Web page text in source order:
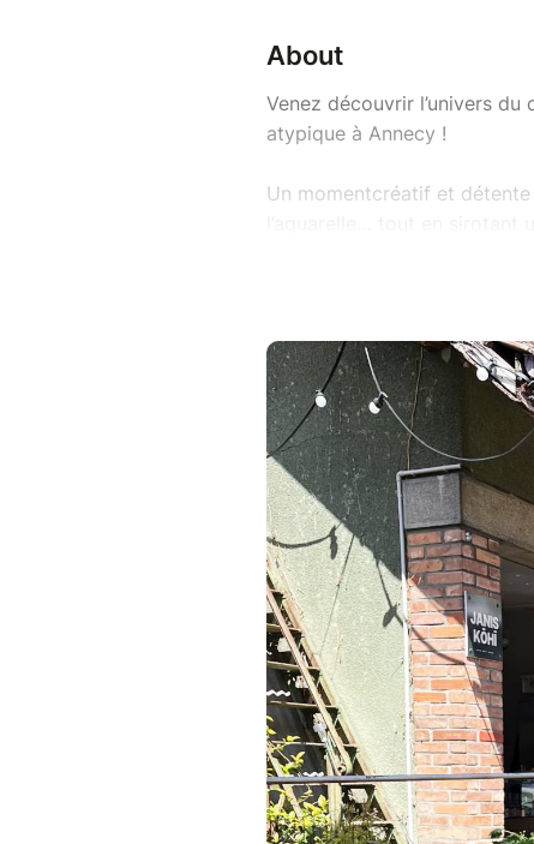
About
Venez découvrir l’univers du
atypique à Annecy !
Un momentcréatif et détente
l’aquarelle… tout en sirotant
Au programme :
→ 1ère heure : initiation au
→ 2ème heure : réalisation
Si besoin, l'atelier peut se
Tout le matériel est fourni :
✨ Atelier ouvert à tous les
Enfants accompagnés
☕️ Une boisson au choix
-> Places limitées pour
escription